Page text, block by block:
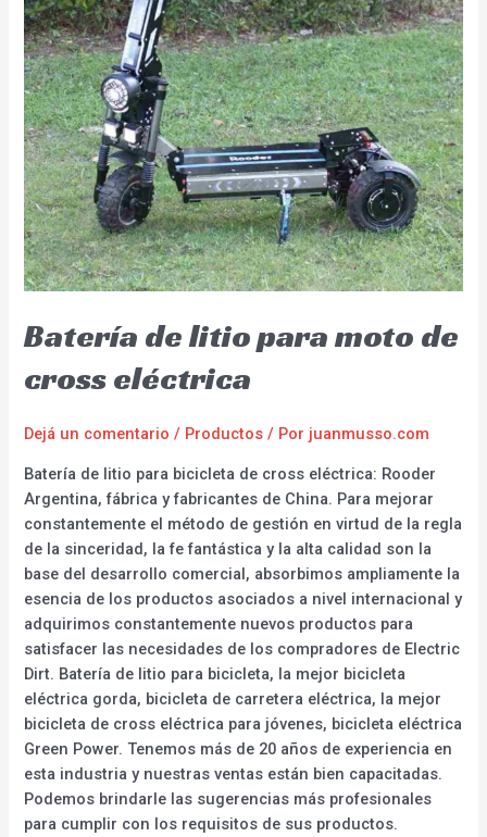
Batería de litio para moto de
cross eléctrica
Dejá un comentario / Productos / Por juanmusso.com
Batería de litio para bicicleta de cross eléctrica: Rooder
Argentina, fábrica y fabricantes de China. Para mejorar
constantemente el método de gestión en virtud de la regla
de la sinceridad, la fe fantástica y la alta calidad son la
base del desarrollo comercial, absorbimos ampliamente la
esencia de los productos asociados a nivel internacional y
adquirimos constantemente nuevos productos para
satisfacer las necesidades de los compradores de Electric
Dirt. Batería de litio para bicicleta, la mejor bicicleta
eléctrica gorda, bicicleta de carretera eléctrica, la mejor
bicicleta de cross eléctrica para jóvenes, bicicleta eléctrica
Green Power. Tenemos más de 20 años de experiencia en
esta industria y nuestras ventas están bien capacitadas.
Podemos brindarle las sugerencias más profesionales
para cumplir con los requisitos de sus productos.